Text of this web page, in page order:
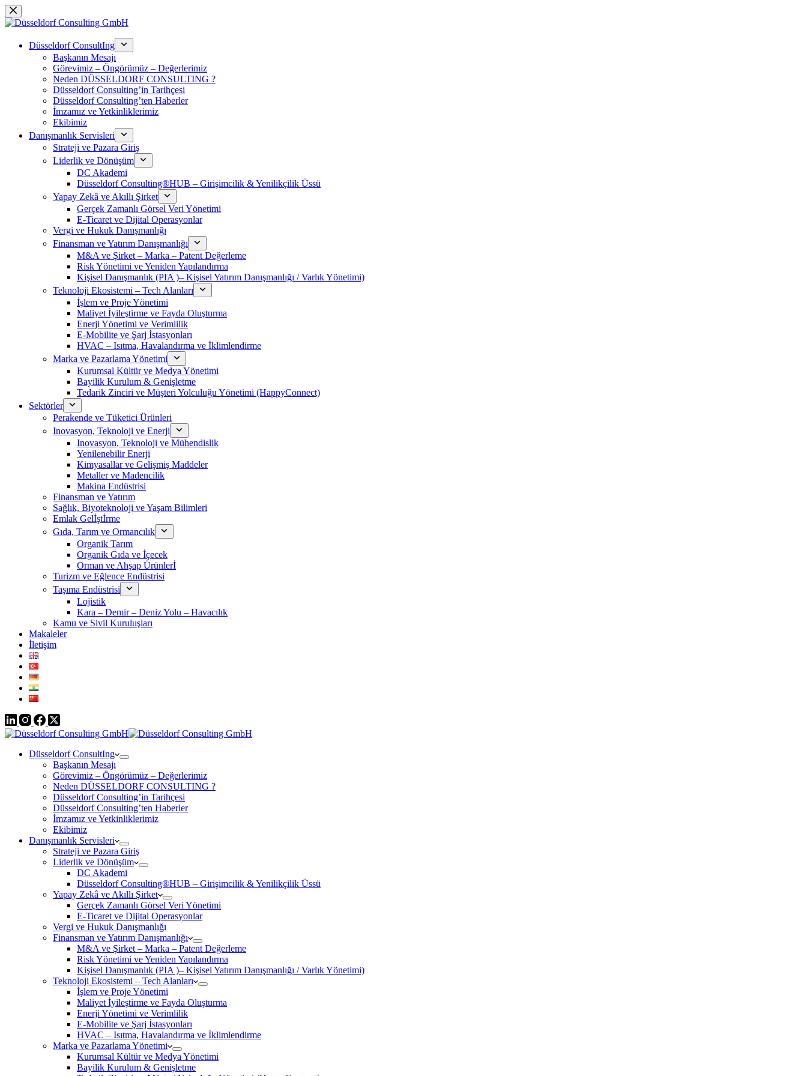
Saltar
al
Düsseldorf ConsultIng
Başkanın Mesajı
Görevimiz – Öngörümüz – Değerlerimiz
Neden DÜSSELDORF CONSULTING ?
Düsseldorf Consulting’in Tarihçesi
Düsseldorf Consulting’ten Haberler
İmzamız ve Yetkinliklerimiz
Ekibimiz
Danışmanlık Servisleri
Strateji ve Pazara Giriş
Liderlik ve Dönüşüm
DC Akademi
Düsseldorf Consulting®HUB – Girişimcilik & Yenilikçilik Üssü
Yapay Zekâ ve Akıllı Şirket
Gerçek Zamanlı Görsel Veri Yönetimi
E-Ticaret ve Dijital Operasyonlar
Vergi ve Hukuk Danışmanlığı
Finansman ve Yatırım Danışmanlığı
M&A ve Şirket – Marka – Patent Değerleme
Risk Yönetimi ve Yeniden Yapılandırma
Kişisel Danışmanlık (PIA )– Kişisel Yatırım Danışmanlığı / Varlık Yönetimi)
Teknoloji Ekosistemi – Tech Alanları
İşlem ve Proje Yönetimi
Maliyet İyileştirme ve Fayda Oluşturma
Enerji Yönetimi ve Verimlilik
E-Mobilite ve Şarj İstasyonları
HVAC – Isıtma, Havalandırma ve İklimlendirme
Marka ve Pazarlama Yönetimi
Kurumsal Kültür ve Medya Yönetimi
Bayilik Kurulum & Genişletme
Tedarik Zinciri ve Müşteri Yolculuğu Yönetimi (HappyConnect)
Sektörler
Perakende ve Tüketici Ürünleri
Inovasyon, Teknoloji ve Enerji
Inovasyon, Teknoloji ve Mühendislik
Yenilenebilir Enerji
Kimyasallar ve Gelişmiş Maddeler
Metaller ve Madencilik
Makina Endüstrisi
Finansman ve Yatırım
Sağlık, Biyoteknoloji ve Yaşam Bilimleri
Emlak Gelİştİrme
Gıda, Tarım ve Ormancılık
Organik Tarım
Organik Gıda ve İçecek
Orman ve Ahşap Ürünlerİ
Turizm ve Eğlence Endüstrisi
Taşıma Endüstrisi
Lojistik
Kara – Demir – Deniz Yolu – Havacılık
Kamu ve Sivil Kuruluşları
Makaleler
İletişim
Düsseldorf ConsultIng
Başkanın Mesajı
Görevimiz – Öngörümüz – Değerlerimiz
Neden DÜSSELDORF CONSULTING ?
Düsseldorf Consulting’in Tarihçesi
Düsseldorf Consulting’ten Haberler
İmzamız ve Yetkinliklerimiz
Ekibimiz
Danışmanlık Servisleri
Strateji ve Pazara Giriş
Liderlik ve Dönüşüm
DC Akademi
Düsseldorf Consulting®HUB – Girişimcilik & Yenilikçilik Üssü
Yapay Zekâ ve Akıllı Şirket
Gerçek Zamanlı Görsel Veri Yönetimi
E-Ticaret ve Dijital Operasyonlar
Vergi ve Hukuk Danışmanlığı
Finansman ve Yatırım Danışmanlığı
M&A ve Şirket – Marka – Patent Değerleme
Risk Yönetimi ve Yeniden Yapılandırma
Kişisel Danışmanlık (PIA )– Kişisel Yatırım Danışmanlığı / Varlık Yönetimi)
Teknoloji Ekosistemi – Tech Alanları
İşlem ve Proje Yönetimi
Maliyet İyileştirme ve Fayda Oluşturma
Enerji Yönetimi ve Verimlilik
E-Mobilite ve Şarj İstasyonları
HVAC – Isıtma, Havalandırma ve İklimlendirme
Marka ve Pazarlama Yönetimi
Kurumsal Kültür ve Medya Yönetimi
Bayilik Kurulum & Genişletme